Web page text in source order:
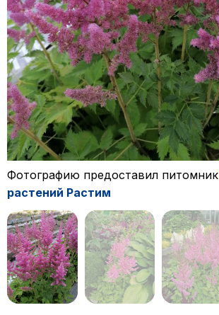
Фотографию предоставил питомник
растений Растим